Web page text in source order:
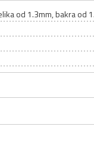
od 1.3mm, bakra od